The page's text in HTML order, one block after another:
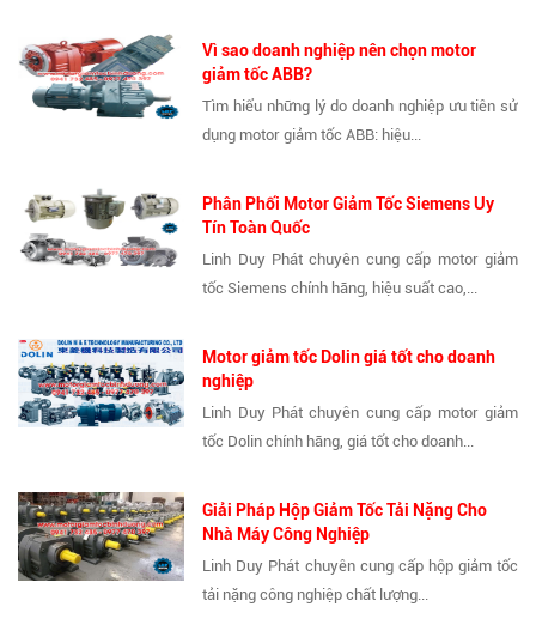
Vì sao doanh nghiệp nên chọn motor
giảm tốc ABB?
Tìm hiểu những lý do doanh nghiệp ưu tiên sử
dụng motor giảm tốc ABB: hiệu...
Phân Phối Motor Giảm Tốc Siemens Uy
Tín Toàn Quốc
Linh Duy Phát chuyên cung cấp motor giảm
tốc Siemens chính hãng, hiệu suất cao,...
Motor giảm tốc Dolin giá tốt cho doanh
nghiệp
Linh Duy Phát chuyên cung cấp motor giảm
tốc Dolin chính hãng, giá tốt cho doanh...
Giải Pháp Hộp Giảm Tốc Tải Nặng Cho
Nhà Máy Công Nghiệp
Linh Duy Phát chuyên cung cấp hộp giảm tốc
tải nặng công nghiệp chất lượng...